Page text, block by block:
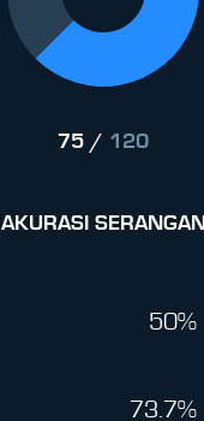
75 / 120
AKURASI SERANGAN
50%
73.7%